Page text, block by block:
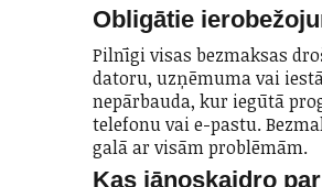
Obligātie
Pilnīgi visas bezmaksas
datoru, uzņēmuma vai
nepārbauda, kur iegūtā
telefonu vai e-pastu.
galā ar visām problēmām.
Kas jānoskaidro